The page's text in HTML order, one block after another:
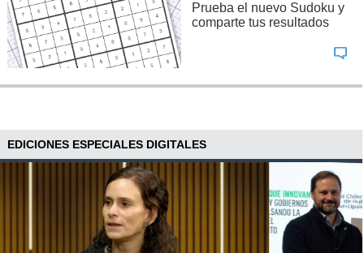
Prueba el nuevo Sudoku y
comparte tus resultados
EDICIONES ESPECIALES DIGITALES